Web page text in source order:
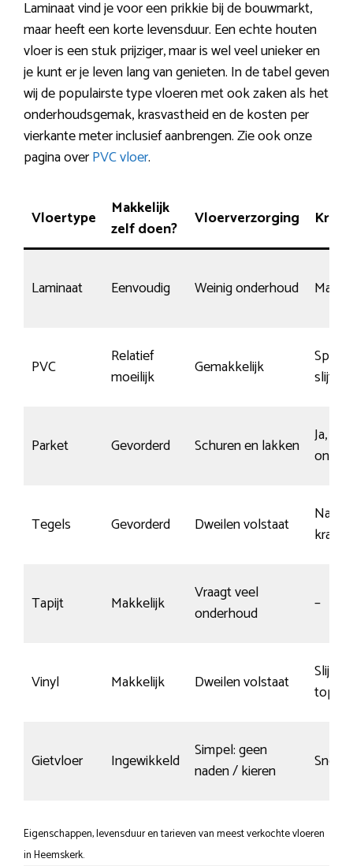
Laminaat vind je voor een prikkie bij de bouwmarkt,
maar heeft een korte levensduur. Een echte houten
vloer is een stuk prijziger, maar is wel veel unieker en
je kunt er je leven lang van genieten. In de tabel geven
wij de populairste type vloeren met ook zaken als het
onderhoudsgemak, krasvastheid en de kosten per
vierkante meter inclusief aanbrengen. Zie ook onze
pagina overPVC vloer.
Vloertype
Makkelijk
zelf doen?
Vloerverzorging
Laminaat Eenvoudig Weinig onderhoud Matig
PVC
Relatief
moeilijk
Gemakkelijk
Parket Gevorderd Schuren en lakken
Ja,
Tegels Gevorderd Dweilen volstaat
Tapijt Makkelijk
Vraagt veel
onderhoud
–
Vinyl Makkelijk Dweilen volstaat
Gietvloer Ingewikkeld
Simpel: geen
naden / kieren
Snel
Eigenschappen, levensduur en tarieven van meest verkochte vloeren
in Heemskerk.